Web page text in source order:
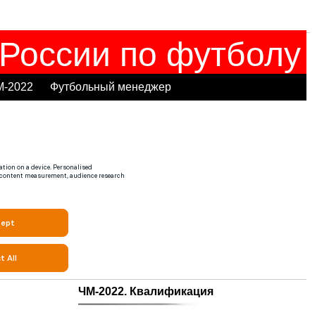
по футболу
2022 Футбольный менеджер
ЧМ-2022. Квалификация